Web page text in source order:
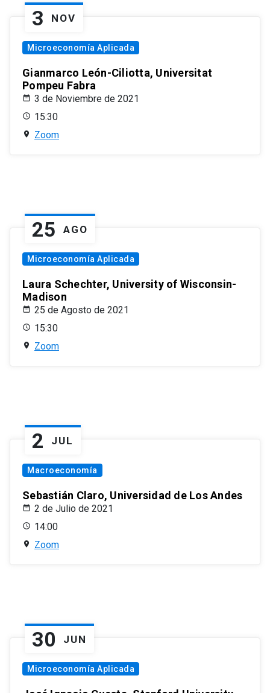
3 NOV
Microeconomía Aplicada
Gianmarco León-Ciliotta, Universitat
Pompeu Fabra
3 de Noviembre de 2021
15:30
Zoom
25 AGO
Microeconomía Aplicada
Laura Schechter, University of Wisconsin-
Madison
25 de Agosto de 2021
15:30
Zoom
2 JUL
Macroeconomía
Sebastián Claro, Universidad de Los Andes
2 de Julio de 2021
14:00
Zoom
30 JUN
Microeconomía Aplicada